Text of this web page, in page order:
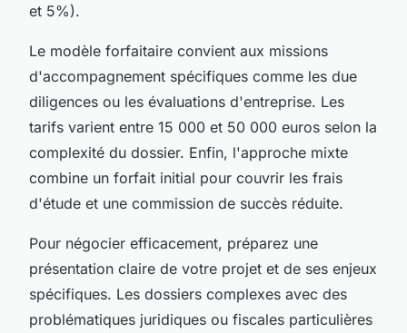
et 5%).
Le modèle forfaitaire convient aux missions
d'accompagnement spécifiques comme les due
diligences ou les évaluations d'entreprise. Les
tarifs varient entre 15 000 et 50 000 euros selon la
complexité du dossier. Enfin, l'approche mixte
combine un forfait initial pour couvrir les frais
d'étude et une commission de succès réduite.
Pour négocier efficacement, préparez une
présentation claire de votre projet et de ses enjeux
spécifiques. Les dossiers complexes avec des
problématiques juridiques ou fiscales particulières